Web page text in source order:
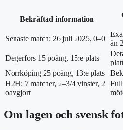
Bekräftad information
Senaste match: 26 juli 2025, 0–0
än
Degerfors 15 poäng, 15:e plats
Norrköping 25 poäng, 13:e plats
H2H: 7 matcher, 2–3/4 vinster, 2
oavgjort
Om lagen och svensk